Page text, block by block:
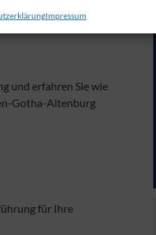
Impressum
durch die
auch neue
und erfahren Sie wie
Gotha-Altenburg
für Ihre